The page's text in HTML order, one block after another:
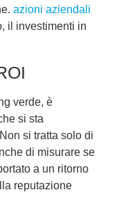
azioni aziendali
il investimenti in
verde, è
si sta
si tratta solo di
di misurare se
a un ritorno
reputazione